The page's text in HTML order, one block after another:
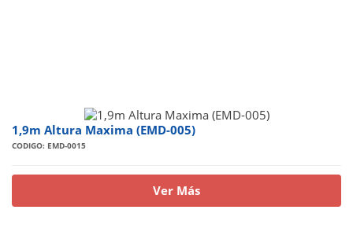
1,9m Altura Maxima (EMD-005)
CODIGO: EMD-0015
Ver Más